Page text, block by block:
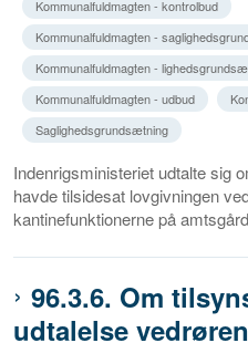
Kommunalfuldmagten - kontrolbud
Kommunalfuldmagten -
Kommunalfuldmagten -
Kommunalfuldmagten - udbud
Saglighedsgrundsætning
Indenrigsministeriet udtalte sig
havde tilsidesat lovgivningen
kantinefunktionerne på
96.3.6. Om
udtalelse